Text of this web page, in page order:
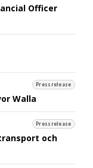
Officer
Pressrelease
Walla
Pressrelease
och